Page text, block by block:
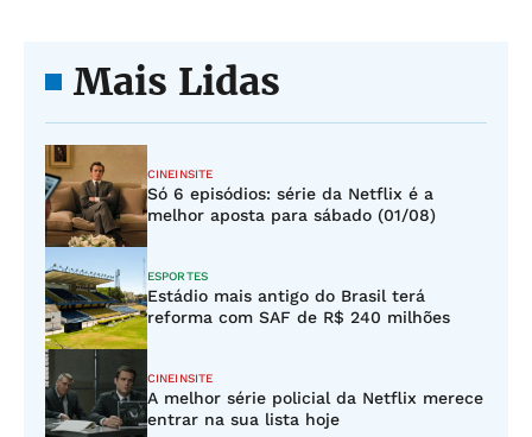
Mais Lidas
CINEINSITE
Só 6 episódios: série da Netflix é a
melhor aposta para sábado (01/08)
ESPORTES
Estádio mais antigo do Brasil terá
reforma com SAF de R$ 240 milhões
CINEINSITE
A melhor série policial da Netflix merece
entrar na sua lista hoje